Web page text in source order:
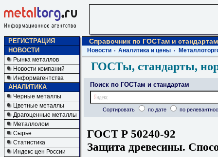
РЕГИСТРАЦИЯ
НОВОСТИ
Рынка металлов
Новости компаний
Информагентства
АНАЛИТИКА
Черные металлы
Цветные металлы
Драгоценные металлы
Металлолом
Сырье
Статистика
Индекс цен России
Справочник по ГОСТам и стандартам
Новости Аналитика и цены
ГОСТы, стандарты,
Поиск по ГОСТам и стандартам
Сортировать по дате по
ГОСТ Р 50240-92
Защита древесины.